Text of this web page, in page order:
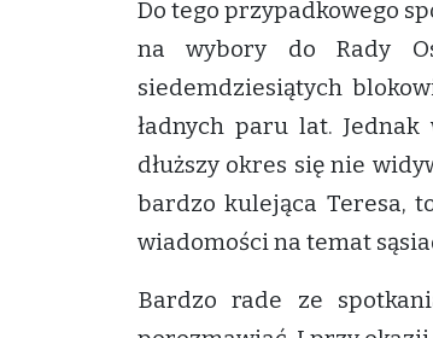
Do tego przypadkowego
na wybory do Rady
siedemdziesiątych
ładnych paru lat. Jednak
dłuższy okres się nie
bardzo kulejąca Teresa,
wiadomości na temat
Bardzo rade ze